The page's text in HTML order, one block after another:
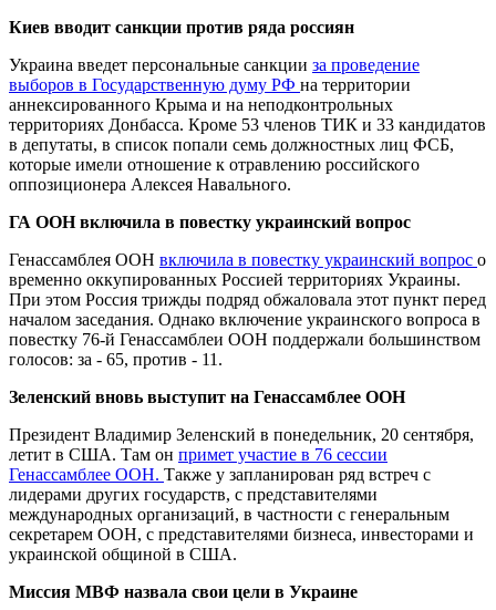
Киев вводит санкции против ряда россиян
Украина введет персональные санкции за проведение
выборов в Государственную думу РФ на территории
аннексированного Крыма и на неподконтрольных
территориях Донбасса. Кроме 53 членов ТИК и 33 кандидатов
в депутаты, в список попали семь должностных лиц ФСБ,
которые имели отношение к отравлению российского
оппозиционера Алексея Навального.
ГА ООН включила в повестку украинский вопрос
Генассамблея ООН включила в повестку украинский вопрос о
временно оккупированных Россией территориях Украины.
При этом Россия трижды подряд обжаловала этот пункт перед
началом заседания. Однако включение украинского вопроса в
повестку 76-й Генассамблеи ООН поддержали большинством
голосов: за - 65, против - 11.
Зеленский вновь выступит на Генассамблее ООН
Президент Владимир Зеленский в понедельник, 20 сентября,
летит в США. Там он примет участие в 76 сессии
Генассамблее ООН. Также у запланирован ряд встреч с
лидерами других государств, с представителями
международных организаций, в частности с генеральным
секретарем ООН, с представителями бизнеса, инвесторами и
украинской общиной в США.
Миссия МВФ назвала свои цели в Украине